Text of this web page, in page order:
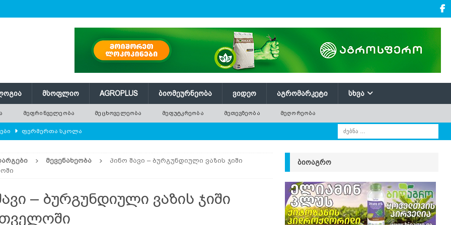
ᲛᲡᲝᲤᲚᲘᲝ AGROPLUS ᲑᲘᲝᲛᲔᲣᲠᲜᲔᲝᲑᲐ ᲕᲘᲓᲔᲝ ᲐᲒᲠᲝᲛᲐᲠᲙᲔᲢᲘ ᲡᲮᲕᲐ
ᲛᲔᲤᲠᲘᲜᲕᲔᲚᲔᲝᲑᲐ ᲛᲔᲪᲮᲝᲕᲔᲚᲔᲝᲑᲐ ᲛᲔᲤᲣᲢᲙᲠᲔᲝᲑᲐ ᲛᲔᲗᲔᲕᲖᲔᲝᲑᲐ ᲛᲔᲦᲝᲠᲔᲝᲑᲐ
ᲤᲔᲠᲛᲔᲠᲗᲐ ᲡᲙᲝᲚᲐ
გამხმარ ხეებს? AGROPLUS
და პროდუქტიულობა
შემცირებას პროგნოზირებენ ᲐᲒᲠᲝ ᲡᲘᲐᲮᲚᲔᲔᲑᲘ
ᲛᲔᲕᲔᲜᲐᲮᲔᲝᲑᲐ
პინო შავი – ბურგუნდიული ვაზის ჯიში
– ბურგუნდიული ვაზის ჯიში
ᲑᲘᲝᲐᲒᲠᲝ